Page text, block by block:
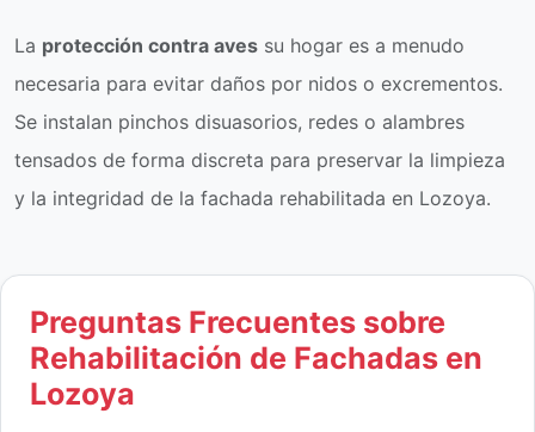
La protección contra aves su hogar es a menudo
necesaria para evitar daños por nidos o excrementos.
Se instalan pinchos disuasorios, redes o alambres
tensados de forma discreta para preservar la limpieza
y la integridad de la fachada rehabilitada en Lozoya.
Preguntas Frecuentes sobre
Rehabilitación de Fachadas en
Lozoya